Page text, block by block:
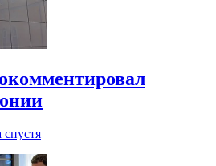
спустя